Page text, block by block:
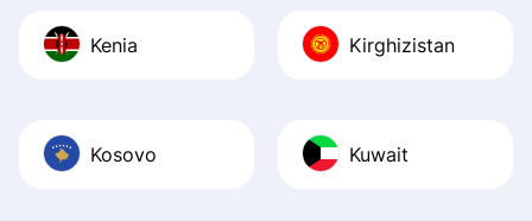
Kenia Kirghizistan
Kosovo Kuwait